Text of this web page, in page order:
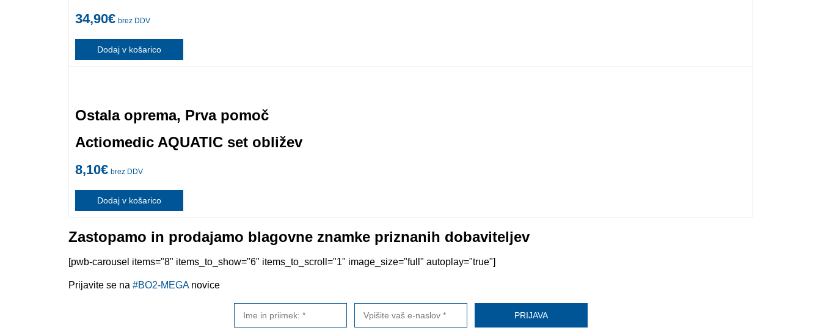
34,90€ brez DDV
Dodaj v košarico
Ostala oprema, Prva pomoč
Actiomedic AQUATIC set obližev
8,10€ brez DDV
Dodaj v košarico
Zastopamo in prodajamo blagovne znamke priznanih dobaviteljev
[pwb-carousel items="8" items_to_show="6" items_to_scroll="1" image_size="full" autoplay="true"]
Prijavite se na #BO2-MEGAnovice